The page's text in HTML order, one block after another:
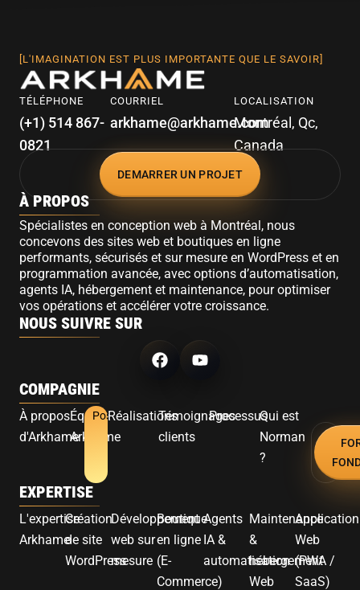
[L'IMAGINATION EST PLUS IMPORTANTE QUE LE SAVOIR]
TÉLÉPHONE
(+1) 514 867-
0821
COURRIEL
arkhame@arkhame.com
LOCALISATION
Montréal, Qc,
Canada
DEMARRER UN PROJET
À PROPOS
Spécialistes en conception web à Montréal, nous
concevons des sites web et boutiques en ligne
performants, sécurisés et sur mesure en WordPress et en
programmation avancée, avec options d’automatisation,
agents IA, hébergement et maintenance, pour optimiser
vos opérations et accélérer votre croissance.
NOUS SUIVRE SUR
COMPAGNIE
À propos
d'Arkhame
Équipe
Arkhame
Postuler
RéalisationsTémoignages
clients
ProcessusQui est
Norman
?
EXPERTISE
L'expertise
Arkhame
Création
de site
WordPress
Développement
web sur
mesure
Boutique
en ligne
(E-
Commerce)
Agents
IA &
automatisation
Maintenance
&
hébergement
Web
Application
Web
(PWA /
SaaS)